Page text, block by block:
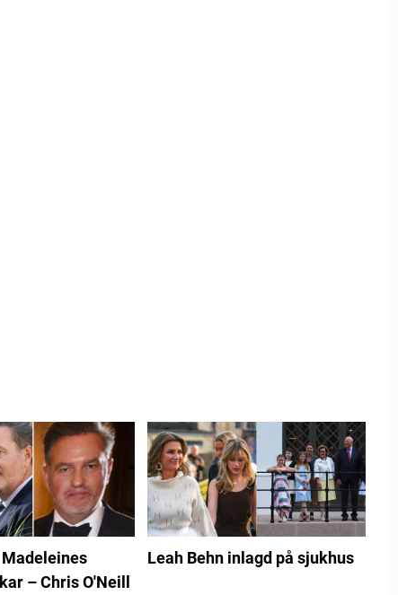
– Chris O'Neill
Leah Behn inlagd på sjukhus